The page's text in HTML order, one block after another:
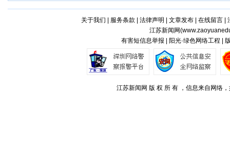
关于我们 服务条款 法律声明 文章发布| 在线留言|
江苏新闻网(
有害短信息举报 | 阳光·绿色网络工程 |
江苏新闻网 版 权 所 有 ，信息来自网络